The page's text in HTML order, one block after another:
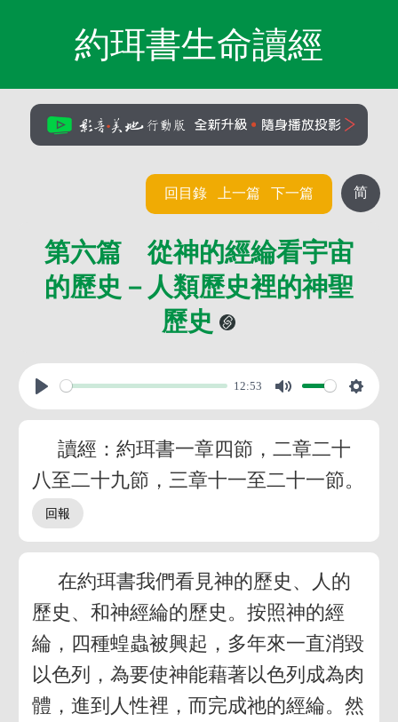
約珥書生命讀經
简
回目錄 上一篇 下一篇
第六篇 從神的經綸看宇宙
的歷史－人類歷史裡的神聖
歷史
12:53
讀經：約珥書一章四節，二章二十
八至二十九節，三章十一至二十一節。
在約珥書我們看見神的歷史、人的
歷史、和神經綸的歷史。按照神的經
綸，四種蝗蟲被興起，多年來一直消毀
以色列，為要使神能藉著以色列成為肉
體，進到人性裡，而完成祂的經綸。然